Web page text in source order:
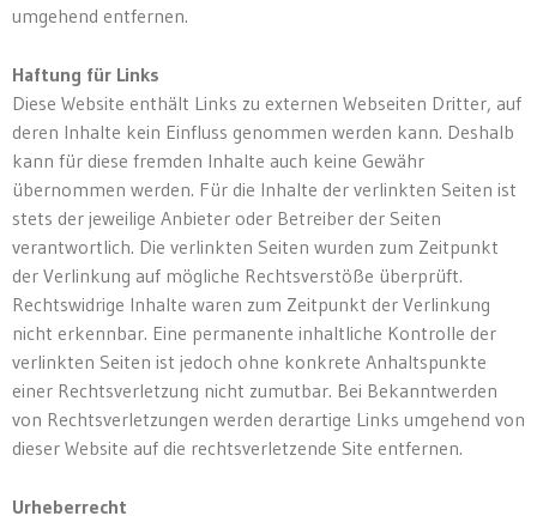
umgehend entfernen.
Haftung für Links
Diese Website enthält Links zu externen Webseiten Dritter, auf
deren Inhalte kein Einfluss genommen werden kann. Deshalb
kann für diese fremden Inhalte auch keine Gewähr
übernommen werden. Für die Inhalte der verlinkten Seiten ist
stets der jeweilige Anbieter oder Betreiber der Seiten
verantwortlich. Die verlinkten Seiten wurden zum Zeitpunkt
der Verlinkung auf mögliche Rechtsverstöße überprüft.
Rechtswidrige Inhalte waren zum Zeitpunkt der Verlinkung
nicht erkennbar. Eine permanente inhaltliche Kontrolle der
verlinkten Seiten ist jedoch ohne konkrete Anhaltspunkte
einer Rechtsverletzung nicht zumutbar. Bei Bekanntwerden
von Rechtsverletzungen werden derartige Links umgehend von
dieser Website auf die rechtsverletzende Site entfernen.
Urheberrecht